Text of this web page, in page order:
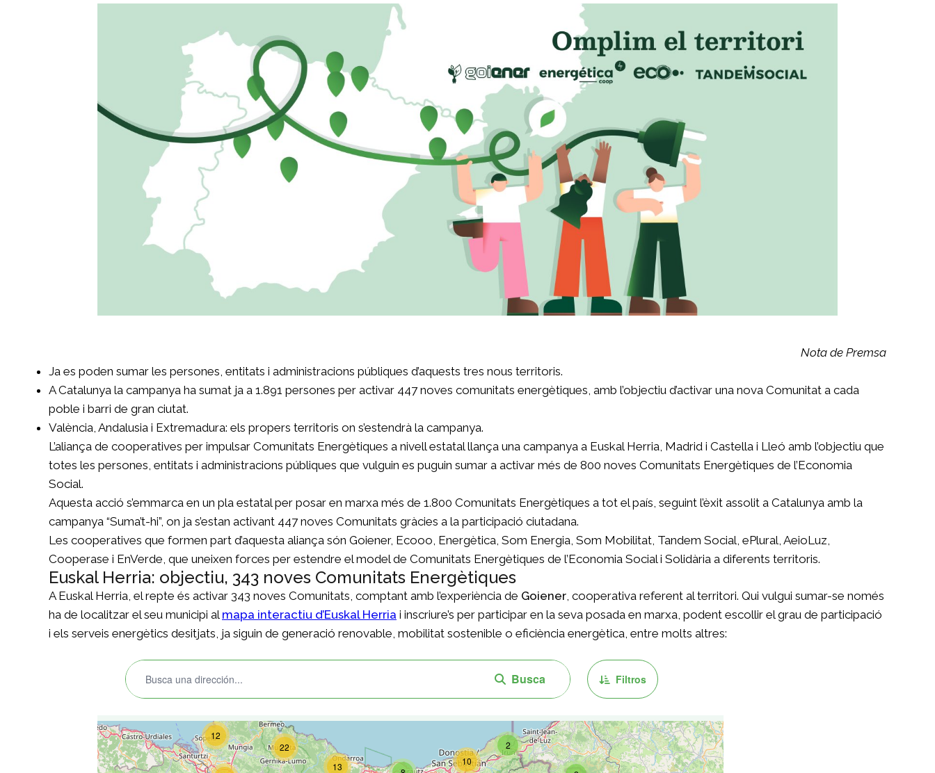
Nota de Premsa
Ja es poden sumar les persones, entitats i administracions públiques d’aquests tres nous territoris.
A Catalunya la campanya ha sumat ja a 1.891 persones per activar 447 noves comunitats energètiques, amb l’objectiu d’activar una nova Comunitat a cada
poble i barri de gran ciutat.
València, Andalusia i Extremadura: els propers territoris on s’estendrà la campanya.
L’aliança de cooperatives per impulsar Comunitats Energètiques a nivell estatal llança una campanya a Euskal Herria, Madrid i Castella i Lleó amb l’objectiu que
totes les persones, entitats i administracions públiques que vulguin es puguin sumar a activar més de 800 noves Comunitats Energètiques de l’Economia
Social.
Aquesta acció s’emmarca en un pla estatal per posar en marxa més de 1.800 Comunitats Energètiques a tot el país, seguint l’èxit assolit a Catalunya amb la
campanya “Suma’t-hi”, on ja s’estan activant 447 noves Comunitats gràcies a la participació ciutadana.
Les cooperatives que formen part d’aquesta aliança són Goiener, Ecooo, Energètica, Som Energia, Som Mobilitat, Tandem Social, ePlural, AeioLuz,
Cooperase i EnVerde, que uneixen forces per estendre el model de Comunitats Energètiques de l’Economia Social i Solidària a diferents territoris.
Euskal Herria: objectiu, 343 noves Comunitats Energètiques
A Euskal Herria, el repte és activar 343 noves Comunitats, comptant amb l’experiència de Goiener , cooperativa referent al territori. Qui vulgui sumar-se només
ha de localitzar el seu municipi al mapa interactiu d’Euskal Herria i inscriure’s per participar en la seva posada en marxa, podent escollir el grau de participació
i els serveis energètics desitjats, ja siguin de generació renovable, mobilitat sostenible o eficiència energètica, entre molts altres: